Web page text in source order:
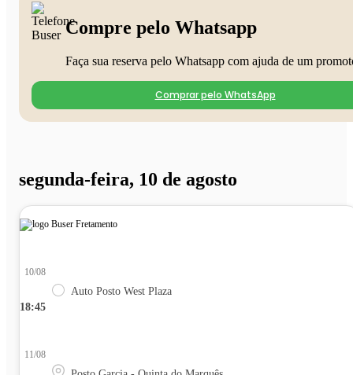
Compre pelo Whatsapp
Faça sua reserva pelo Whatsapp com ajuda de um
Comprar pelo WhatsApp
segunda-feira, 10 de agosto
18:45
10/08
Auto Posto West Plaza
11/08